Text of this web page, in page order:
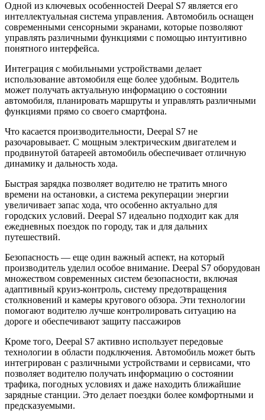
Одной из ключевых особенностей Deepal S7 является его
интеллектуальная система управления. Автомобиль оснащен
современными сенсорными экранами, которые позволяют
управлять различными функциями с помощью интуитивно
понятного интерфейса.
Интеграция с мобильными устройствами делает
использование автомобиля еще более удобным. Водитель
может получать актуальную информацию о состоянии
автомобиля, планировать маршруты и управлять различными
функциями прямо со своего смартфона.
Что касается производительности, Deepal S7 не
разочаровывает. С мощным электрическим двигателем и
продвинутой батареей автомобиль обеспечивает отличную
динамику и дальность хода.
Быстрая зарядка позволяет водителю не тратить много
времени на остановки, а система рекуперации энергии
увеличивает запас хода, что особенно актуально для
городских условий. Deepal S7 идеально подходит как для
ежедневных поездок по городу, так и для дальних
путешествий.
Безопасность — еще один важный аспект, на который
производитель уделил особое внимание. Deepal S7 оборудован
множеством современных систем безопасности, включая
адаптивный круиз-контроль, систему предотвращения
столкновений и камеры кругового обзора. Эти технологии
помогают водителю лучше контролировать ситуацию на
дороге и обеспечивают защиту пассажиров
Кроме того, Deepal S7 активно использует передовые
технологии в области подключения. Автомобиль может быть
интегрирован с различными устройствами и сервисами, что
позволяет водителю получать информацию о состоянии
трафика, погодных условиях и даже находить ближайшие
зарядные станции. Это делает поездки более комфортными и
предсказуемыми.